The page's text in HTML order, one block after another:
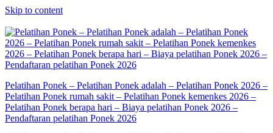
Skip to content
Pelatihan Ponek – Pelatihan Ponek adalah – Pelatihan Ponek 2026 –
Pelatihan Ponek rumah sakit – Pelatihan Ponek kemenkes 2026 –
Pelatihan Ponek berapa hari – Biaya pelatihan Ponek 2026 –
Pendaftaran pelatihan Ponek 2026